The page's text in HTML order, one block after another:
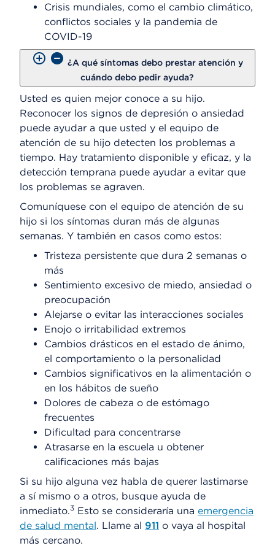
Crisis mundiales, como el cambio climático,
conflictos sociales y la pandemia de
COVID-19
¿A qué síntomas debo prestar atención y
cuándo debo pedir ayuda?
Usted es quien mejor conoce a su hijo.
Reconocer los signos de depresión o ansiedad
puede ayudar a que usted y el equipo de
atención de su hijo detecten los problemas a
tiempo. Hay tratamiento disponible y eficaz, y la
detección temprana puede ayudar a evitar que
los problemas se agraven.
Comuníquese con el equipo de atención de su
hijo si los síntomas duran más de algunas
semanas. Y también en casos como estos:
Tristeza persistente que dura 2 semanas o
más
Sentimiento excesivo de miedo, ansiedad o
preocupación
Alejarse o evitar las interacciones sociales
Enojo o irritabilidad extremos
Cambios drásticos en el estado de ánimo,
el comportamiento o la personalidad
Cambios significativos en la alimentación o
en los hábitos de sueño
Dolores de cabeza o de estómago
frecuentes
Dificultad para concentrarse
Atrasarse en la escuela u obtener
calificaciones más bajas
Si su hijo alguna vez habla de querer lastimarse
a sí mismo o a otros, busque ayuda de
inmediato.3 Esto se consideraría una emergencia
de salud mental. Llame al 911 o vaya al hospital
más cercano.